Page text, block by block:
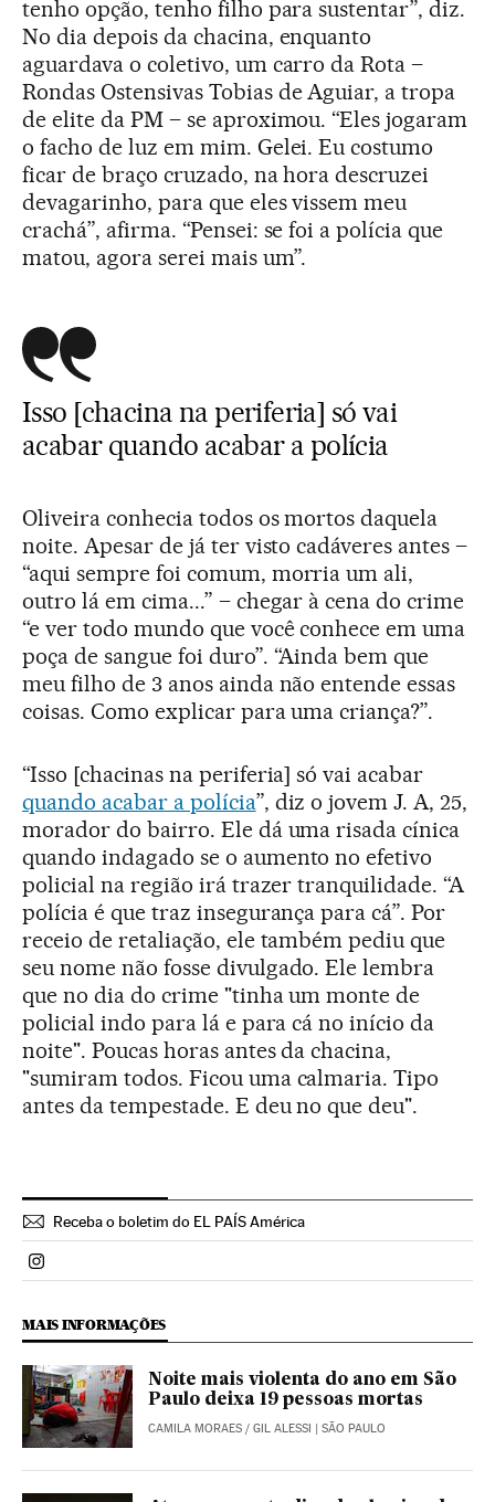
tenho opção, tenho filho para sustentar”, diz.
No dia depois da chacina, enquanto
aguardava o coletivo, um carro da Rota –
Rondas Ostensivas Tobias de Aguiar, a tropa
de elite da PM – se aproximou. “Eles jogaram
o facho de luz em mim. Gelei. Eu costumo
ficar de braço cruzado, na hora descruzei
devagarinho, para que eles vissem meu
crachá”, afirma. “Pensei: se foi a polícia que
matou, agora serei mais um”.
Isso [chacina na periferia] só vai
acabar quando acabar a polícia
Oliveira conhecia todos os mortos daquela
noite. Apesar de já ter visto cadáveres antes –
“aqui sempre foi comum, morria um ali,
outro lá em cima...” – chegar à cena do crime
“e ver todo mundo que você conhece em uma
poça de sangue foi duro”. “Ainda bem que
meu filho de 3 anos ainda não entende essas
coisas. Como explicar para uma criança?”.
“Isso [chacinas na periferia] só vai acabar
quando acabar a polícia”, diz o jovem J. A, 25,
morador do bairro. Ele dá uma risada cínica
quando indagado se o aumento no efetivo
policial na região irá trazer tranquilidade. “A
polícia é que traz insegurança para cá”. Por
receio de retaliação, ele também pediu que
seu nome não fosse divulgado. Ele lembra
que no dia do crime "tinha um monte de
policial indo para lá e para cá no início da
noite". Poucas horas antes da chacina,
"sumiram todos. Ficou uma calmaria. Tipo
antes da tempestade. E deu no que deu".
Receba o boletim do EL PAÍS América
Politica El País Brasil en Instagram
MAIS INFORMAÇÕES
Noite mais violenta do ano em São
Paulo deixa 19 pessoas mortas
CAMILA MORAES / GIL ALESSI | SÃO PAULO